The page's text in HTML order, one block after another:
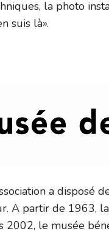
la photo
suis là».
a disposé
A partir de 1963,
2002, le musée